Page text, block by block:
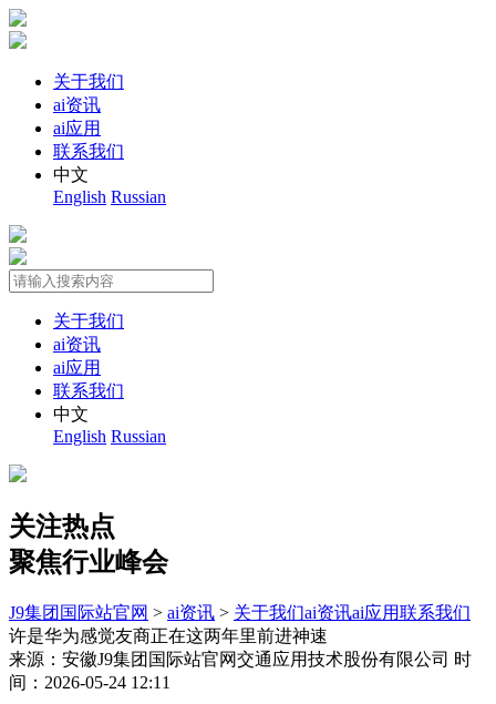
关于我们
ai资讯
ai应用
联系我们
中文
English Russian
关于我们
ai资讯
ai应用
联系我们
中文
English Russian
关注热点
聚焦行业峰会
J9集团国际站官网 > ai资讯 > 关于我们ai资讯ai应用联系我们
许是华为感觉友商正在这两年里前进神速
来源：安徽J9集团国际站官网交通应用技术股份有限公司 时
间：2026-05-24 12:11